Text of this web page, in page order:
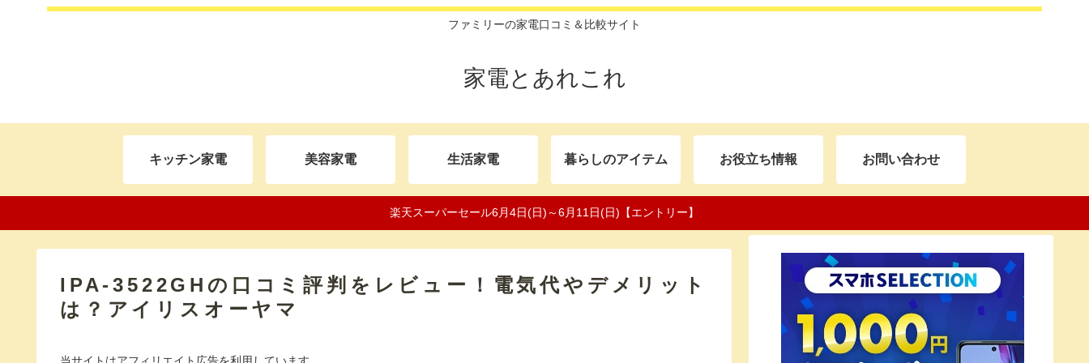
ファミリーの家電口コミ＆比較サイト
家電とあれこれ
キッチン家電 美容家電 生活家電 暮らしのアイテム お役立ち情報 お問い合わせ
楽天スーパーセール6月4日(日)～6月11日(日)【エントリー】
IPA-3522GHの口コミ評判をレビュー！電気代やデメリット
は？アイリスオーヤマ